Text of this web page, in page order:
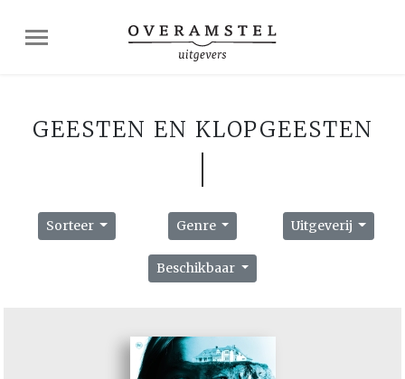
GEESTEN EN KLOPGEESTEN
Sorteer Genre Uitgeverij
Beschikbaar